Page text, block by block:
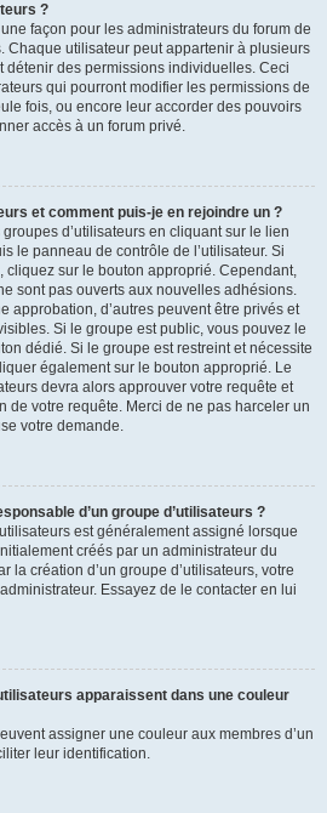
?
façon pour les administrateurs du forum de
Chaque utilisateur peut appartenir à plusieurs
détenir des permissions individuelles. Ceci
qui pourront modifier les permissions de
fois, ou encore leur accorder des pouvoirs
accès à un forum privé.
et comment puis-je en rejoindre un ?
d’utilisateurs en cliquant sur le lien
le panneau de contrôle de l’utilisateur. Si
cliquez sur le bouton approprié. Cependant,
sont pas ouverts aux nouvelles adhésions.
approbation, d’autres peuvent être privés et
Si le groupe est public, vous pouvez le
dédié. Si le groupe est restreint et nécessite
également sur le bouton approprié. Le
devra alors approuver votre requête et
de votre requête. Merci de ne pas harceler un
votre demande.
d’un groupe d’utilisateurs ?
est généralement assigné lorsque
créés par un administrateur du
la création d’un groupe d’utilisateurs, votre
Essayez de le contacter en lui
apparaissent dans une couleur
assigner une couleur aux membres d’un
leur identification.